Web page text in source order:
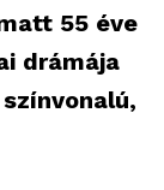
55 éve
drámája